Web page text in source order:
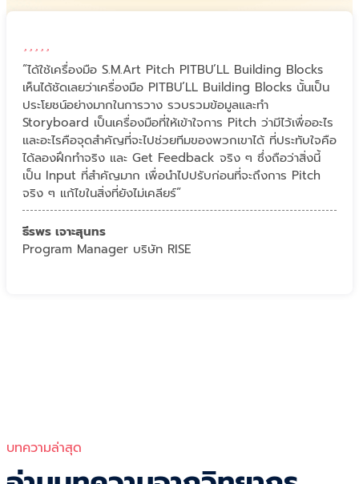
“ได้ใช้เครื่องมือ S.M.Art Pitch PITBU’LL Building Blocks
เห็นได้ชัดเลยว่าเครื่องมือ PITBU’LL Building Blocks นั้นเป็น
ประโยชน์อย่างมากในการวาง รวบรวมข้อมูลและทำ
Storyboard เป็นเครื่องมือที่ให้เข้าใจการ Pitch ว่ามีไว้เพื่ออะไร
และอะไรคือจุดสำคัญที่จะไปช่วยทีมของพวกเขาได้ ที่ประทับใจคือ
ได้ลองฝึกทำจริง และ Get Feedback จริง ๆ ซึ่งถือว่าสิ่งนี้
เป็น Input ที่สำคัญมาก เพื่อนำไปปรับก่อนที่จะถึงการ Pitch
จริง ๆ แก้ไขในสิ่งที่ยังไม่เคลียร์”
ธีรพร เจาะสุนทร
Program Manager บริษัท RISE
บทความล่าสุด